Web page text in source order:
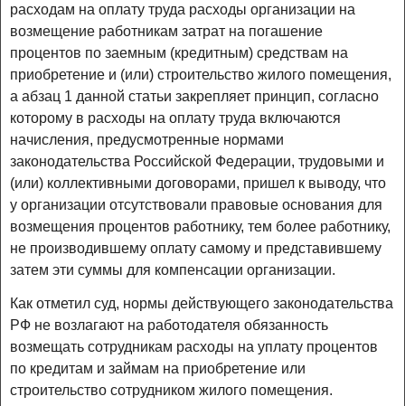
расходам на оплату труда расходы организации на
возмещение работникам затрат на погашение
процентов по заемным (кредитным) средствам на
приобретение и (или) строительство жилого помещения,
а абзац 1 данной статьи закрепляет принцип, согласно
которому в расходы на оплату труда включаются
начисления, предусмотренные нормами
законодательства Российской Федерации, трудовыми и
(или) коллективными договорами, пришел к выводу, что
у организации отсутствовали правовые основания для
возмещения процентов работнику, тем более работнику,
не производившему оплату самому и представившему
затем эти суммы для компенсации организации.
Как отметил суд, нормы действующего законодательства
РФ не возлагают на работодателя обязанность
возмещать сотрудникам расходы на уплату процентов
по кредитам и займам на приобретение или
строительство сотрудником жилого помещения.